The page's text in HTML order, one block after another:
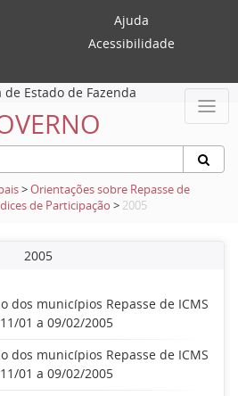
Ajuda
Acessibilidade
de Estado de Fazenda
>Orientações sobre Repasse de
de Participação > 2005
2005
dos municípios Repasse de ICMS
01 a 09/02/2005
dos municípios Repasse de ICMS
01 a 09/02/2005